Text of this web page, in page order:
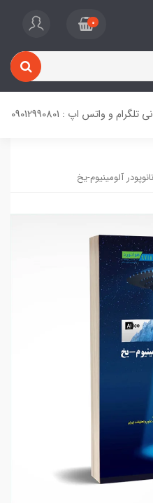
0
و واتس اپ : 09012990801
آلومینیوم-یخ